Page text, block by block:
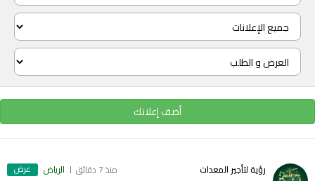
أضف إعلانك
رؤية لتأجير المعدات منذ 7 دقائق الرياض عرض